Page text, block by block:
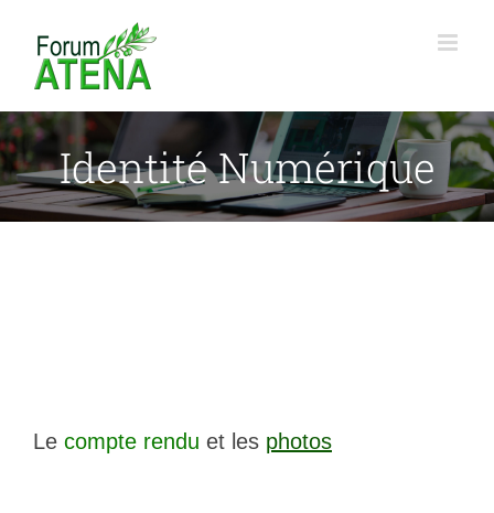
contenu
Identité Numérique
Le compte rendu et les photos